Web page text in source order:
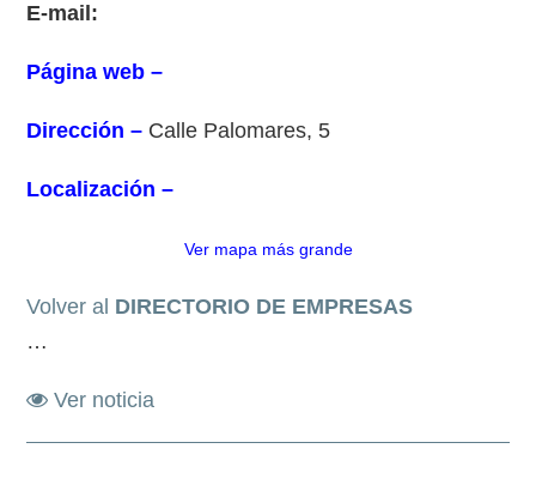
E-mail:
Página web –
Dirección – Calle Palomares, 5
Localización –
Ver mapa más grande
Volver al DIRECTORIO DE EMPRESAS
…
Ver noticia